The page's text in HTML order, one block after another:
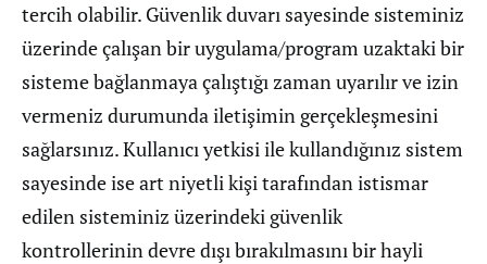
tercih olabilir. Güvenlik duvarı sayesinde sisteminiz
üzerinde çalışan bir uygulama/program uzaktaki bir
sisteme bağlanmaya çalıştığı zaman uyarılır ve izin
vermeniz durumunda iletişimin gerçekleşmesini
sağlarsınız. Kullanıcı yetkisi ile kullandığınız sistem
sayesinde ise art niyetli kişi tarafından istismar
edilen sisteminiz üzerindeki güvenlik
kontrollerinin devre dışı bırakılmasını bir hayli